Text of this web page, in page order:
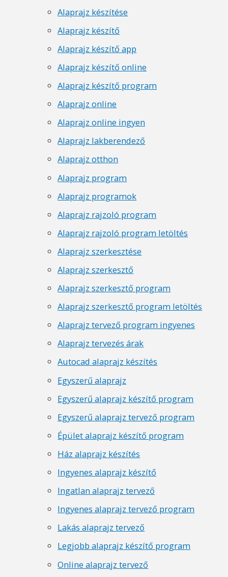
Alaprajz készítése
Alaprajz készítő
Alaprajz készítő app
Alaprajz készítő online
Alaprajz készítő program
Alaprajz online
Alaprajz online ingyen
Alaprajz lakberendező
Alaprajz otthon
Alaprajz program
Alaprajz programok
Alaprajz rajzoló program
Alaprajz rajzoló program letöltés
Alaprajz szerkesztése
Alaprajz szerkesztő
Alaprajz szerkesztő program
Alaprajz szerkesztő program letöltés
Alaprajz tervező program ingyenes
Alaprajz tervezés árak
Autocad alaprajz készítés
Egyszerű alaprajz
Egyszerű alaprajz készítő program
Egyszerű alaprajz tervező program
Épület alaprajz készítő program
Ház alaprajz készítés
Ingyenes alaprajz készítő
Ingatlan alaprajz tervező
Ingyenes alaprajz tervező program
Lakás alaprajz tervező
Legjobb alaprajz készítő program
Online alaprajz tervező